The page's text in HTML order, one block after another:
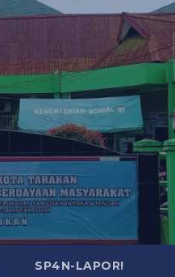
SP4N-LAPOR!